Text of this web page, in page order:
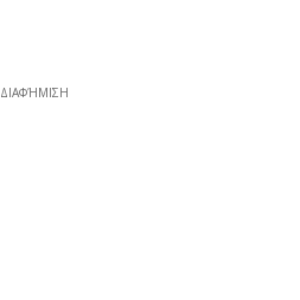
ΔΙΑΦΉΜΙΣΗ